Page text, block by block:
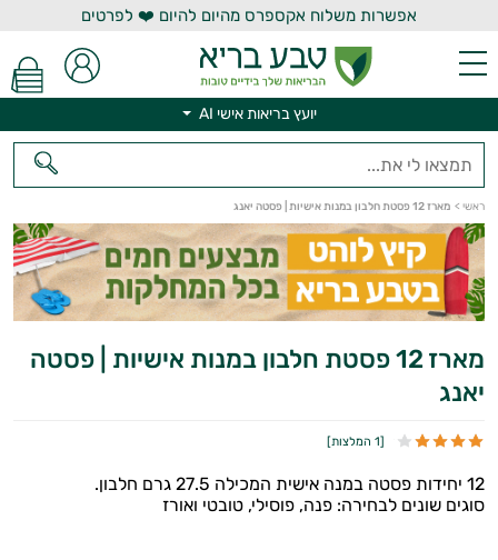
אפשרות משלוח אקספרס מהיום להיום ❤️ לפרטים
יועץ בריאות אישי AI
ראשי > מארז 12 פסטת חלבון במנות אישיות | פסטה יאנג
מארז 12 פסטת חלבון במנות אישיות | פסטה
יאנג
[1 המלצות ]
12 יחידות פסטה במנה אישית המכילה 27.5 גרם חלבון.
סוגים שונים לבחירה: פנה, פוסילי, טובטי ואורז